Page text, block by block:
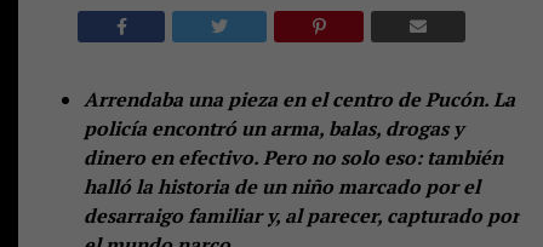
Arrendaba una pieza en el centro de Pucón. La
policía encontró un arma, balas, drogas y
dinero en efectivo. Pero no solo eso: también
halló la historia de un niño marcado por el
desarraigo familiar y, al parecer, capturado por